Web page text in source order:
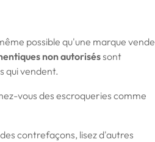
possible qu'une marque vende
non autoriséssont
qui vendent.
vous des escroqueries comme
contrefaçons, lisez d'autres